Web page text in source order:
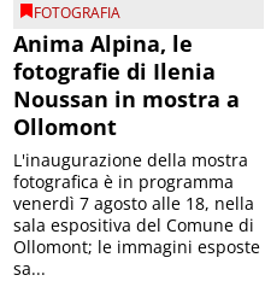
FOTOGRAFIA
Anima Alpina, le
fotografie di Ilenia
Noussan in mostra a
Ollomont
L'inaugurazione della mostra
fotografica è in programma
venerdì 7 agosto alle 18, nella
sala espositiva del Comune di
Ollomont; le immagini esposte
sa...